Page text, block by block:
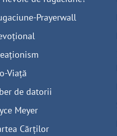
Prayerwall
Viață
de datorii
Meyer
Cărților